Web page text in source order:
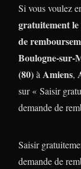
Si vous voulez
gratuitement
de
Boulogne-sur-
(80)à Amiens,
sur « Saisir
demande de
Saisir
demande de